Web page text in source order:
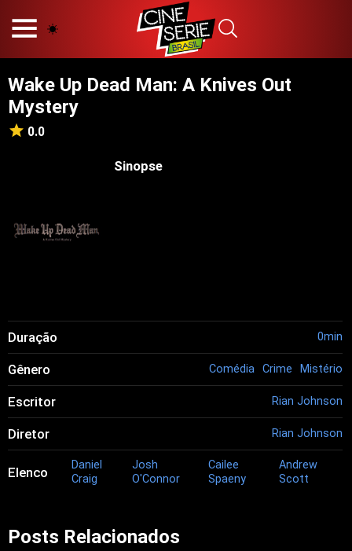
PRINCÍPIOS EDITORIAIS
POLÍTICA DE PRIVACIDADE
TERMOS E CONDIÇÕES
CONTATO
Hot
Popular
Wake Up Dead Man: A Knives Out
Mystery
0.0
Sinopse
Duração 0min
Gênero Comédia Crime Mistério
Escritor Rian Johnson
Diretor Rian Johnson
Elenco
Daniel
Craig
Josh
O'Connor
Cailee
Spaeny
Andrew
Scott
Posts Relacionados